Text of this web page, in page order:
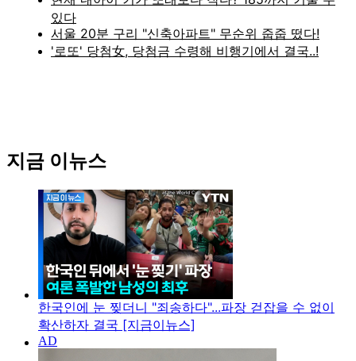
지금 이뉴스
한국인에 눈 찢더니 "죄송하다"...파장 걷잡을 수 없이
확산하자 결국 [지금이뉴스]